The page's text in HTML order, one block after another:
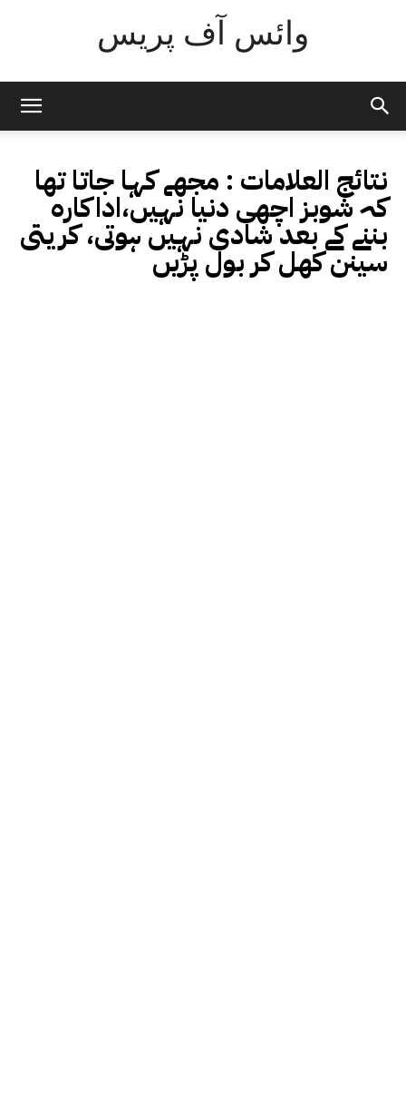
وائس آف پریس
نتائج العلامات : مجھے کہا جاتا تھا
کہ شوبز اچھی دنیا نہیں،اداکارہ
بننے کے بعد شادی نہیں ہوتی، کریتی
سینن کھل کر بول پڑیں